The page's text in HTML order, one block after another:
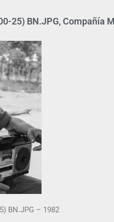
25) BN.JPG, Compañía
BN.JPG – 1982